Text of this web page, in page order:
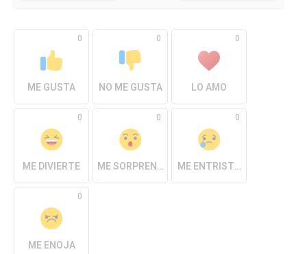
0
ME GUSTA
0
NO ME GUSTA
0
LO AMO
0
ME DIVIERTE
0
ME SORPRENDE
0
ME ENTRISTECE
0
ME ENOJA